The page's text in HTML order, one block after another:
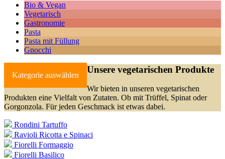
Bio & Vegan
Vegetarisch
Gastronomie
Pasta
Pasta mit Füllung
Gnocchi
Kategorie auswählen
Unsere vegetarischen Produkte
Wir bieten in unseren vegetarischen
Produkten eine Vielfalt von Zutaten. Ob mit Trüffel, Spinat oder
Gorgonzola. Für jeden Geschmack ist etwas dabei.
Rondini Tartuffo
Ravioli Ricotta e Spinaci
Fiorelli Formaggio
Fiorelli Basilico